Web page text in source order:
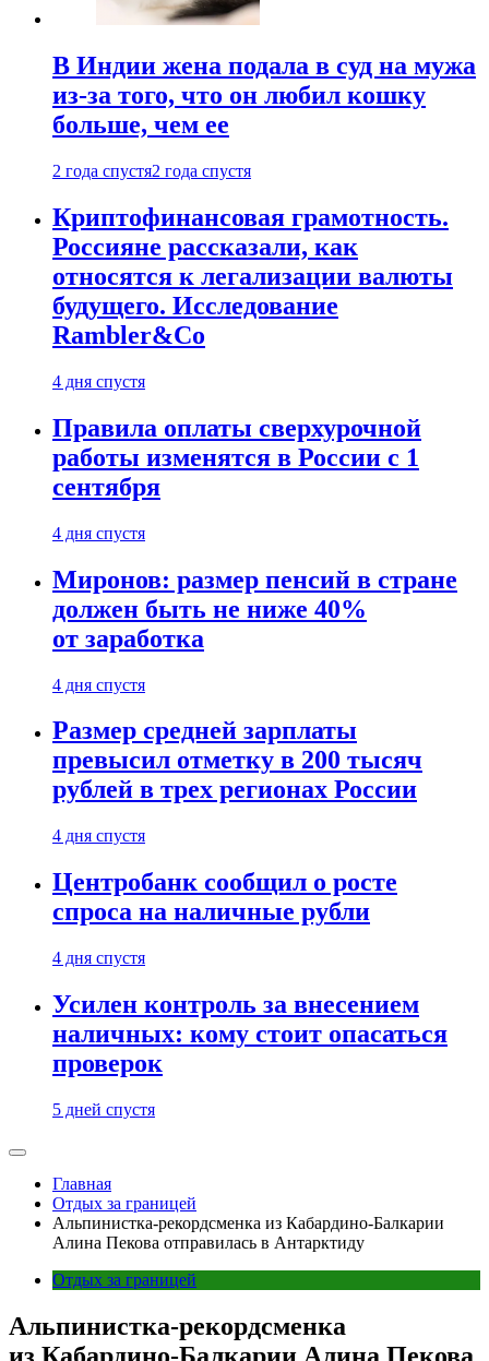
В Индии жена подала в суд на мужа
из-за того, что он любил кошку
больше, чем ее
2 года спустя2 года спустя
Криптофинансовая грамотность.
Россияне рассказали, как
относятся к легализации валюты
будущего. Исследование
Rambler&Co
4 дня спустя
Правила оплаты сверхурочной
работы изменятся в России с 1
сентября
4 дня спустя
Миронов: размер пенсий в стране
должен быть не ниже 40%
от заработка
4 дня спустя
Размер средней зарплаты
превысил отметку в 200 тысяч
рублей в трех регионах России
4 дня спустя
Центробанк сообщил о росте
спроса на наличные рубли
4 дня спустя
Усилен контроль за внесением
наличных: кому стоит опасаться
проверок
5 дней спустя
Главная
Отдых за границей
Альпинистка-рекордсменка из Кабардино-Балкарии
Алина Пекова отправилась в Антарктиду
Отдых за границей
Альпинистка-рекордсменка